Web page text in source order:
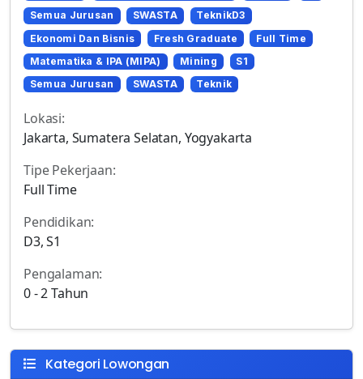
Semua Jurusan
SWASTA
TeknikD3
Ekonomi Dan Bisnis
Fresh Graduate
Full Time
Matematika & IPA (MIPA)
Mining
S1
Semua Jurusan
SWASTA Teknik
Lokasi:
Jakarta, Sumatera Selatan, Yogyakarta
Tipe Pekerjaan:
Full Time
Pendidikan:
D3, S1
Pengalaman:
0 - 2 Tahun
Kategori Lowongan